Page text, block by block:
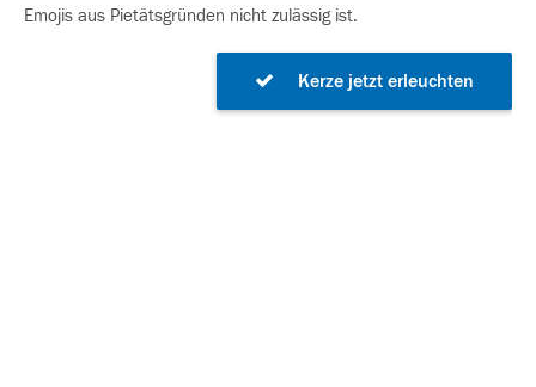
Emojis aus Pietätsgründen nicht zulässig ist.
Kerze jetzt erleuchten